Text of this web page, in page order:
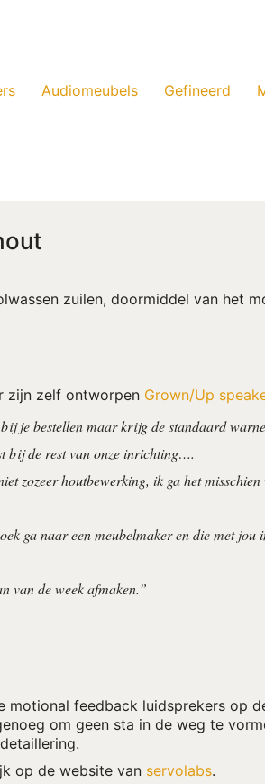
Audiomeubels Gefineerd
zuilen, doormiddel van het
zijn zelf ontworpen Grown/Up
je bestellen maar krijg de standaard
bij de rest van onze inrichting….
zozeer houtbewerking, ik ga het misschien
ga naar een meubelmaker en die met jou
van de week afmaken.”
feedback luidsprekers op
om geen sta in de weg te
op de website van servolabs.